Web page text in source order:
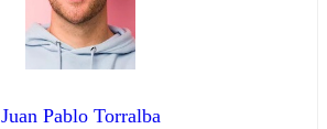
Juan Pablo Torralba